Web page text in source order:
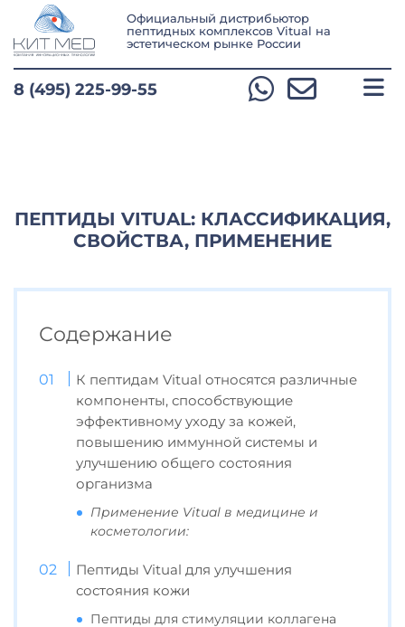
Официальный дистрибьютор
пептидных комплексов Vitual на
эстетическом рынке России
8 (495) 225-99-55
ПЕПТИДЫ VITUAL: КЛАССИФИКАЦИЯ,
СВОЙСТВА, ПРИМЕНЕНИЕ
Содержание
К пептидам Vitual относятся различные
компоненты, способствующие
эффективному уходу за кожей,
повышению иммунной системы и
улучшению общего состояния
организма
Применение Vitual в медицине и
косметологии:
Пептиды Vitual для улучшения
состояния кожи
Пептиды для стимуляции коллагена